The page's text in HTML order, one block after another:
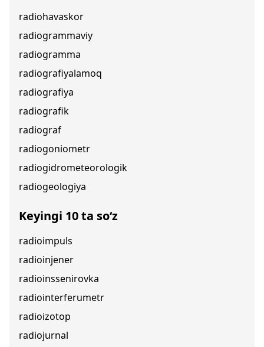
radiohavaskor
radiogrammaviy
radiogramma
radiografiyalamoq
radiografiya
radiografik
radiograf
radiogoniometr
radiogidrometeorologik
radiogeologiya
Keyingi 10 ta so‘z
radioimpuls
radioinjener
radioinssenirovka
radiointerferumetr
radioizotop
radiojurnal